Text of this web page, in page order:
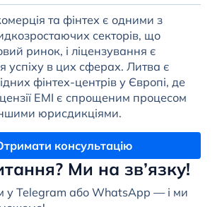
Ми на зв’язку!
у Telegram або WhatsApp — і ми
та фінтех є одними з
секторів, що
ринок, і ліцензування є
успіху в цих сферах. Литва є
фінтех-центрів у Європі, де
EMI є спрощеним процесом
юрисдикціями.
консультацію